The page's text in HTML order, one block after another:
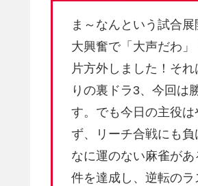
ま～なんという試合
大興奮で「大声だわ
片方外しました！そ
りの裏ドラ3、今回は
す。でも今日の主役
ず、リーチ合戦にも
なに運のない麻雀が
件を達成し、逆転の